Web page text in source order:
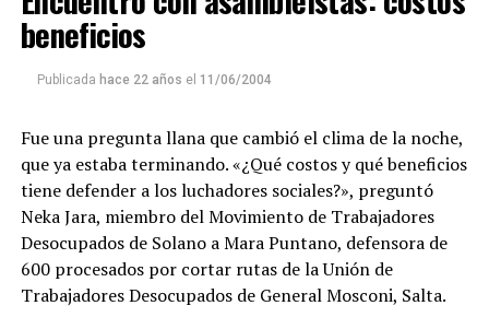
beneficios
Publicada hace 22 años el 11/06/2004
Fue una pregunta llana que cambió el clima de la noche,
que ya estaba terminando. «¿Qué costos y qué beneficios
tiene defender a los luchadores sociales?», preguntó
Neka Jara, miembro del Movimiento de Trabajadores
Desocupados de Solano a Mara Puntano, defensora de
600 procesados por cortar rutas de la Unión de
Trabajadores Desocupados de General Mosconi, Salta.